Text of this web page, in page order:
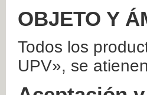
OBJETO Y
Todos los
UPV», se